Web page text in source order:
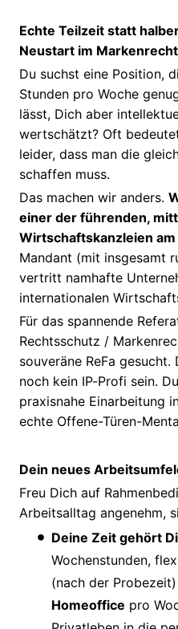
Echte Teilzeit statt
Neustart im Markenrecht
Du suchst eine Position,
Stunden pro Woche
lässt, Dich aber
wertschätzt? Oft
leider, dass man die
schaffen muss.
Das machen wir anders.
einer der führenden,
Wirtschaftskanzleien
Mandant (mit insgesamt
vertritt namhafte
internationalen
Für das spannende
Rechtsschutz /
souveräne ReFa gesucht.
noch kein IP-Profi sein.
praxisnahe Einarbeitung
echte Offene-Türen-
Dein neues
Freu Dich auf
Arbeitsalltag angenehm,
Deine Zeit gehört
Wochenstunden,
(nach der
Homeoffice pro